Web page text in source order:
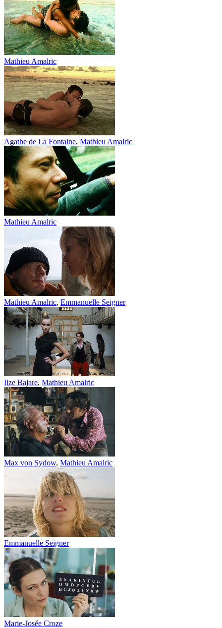
Mathieu Amalric
Agathe de La Fontaine, Mathieu Amalric
Mathieu Amalric
Mathieu Amalric, Emmanuelle Seigner
Ilze Bajare, Mathieu Amalric
Max von Sydow, Mathieu Amalric
Emmanuelle Seigner
Marie-Josée Croze